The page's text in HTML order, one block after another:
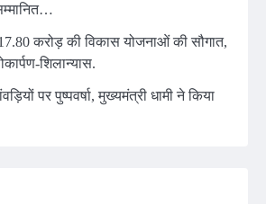
करोड़ की विकास योजनाओं की सौगात,
शिलान्यास.
पर पुष्पवर्षा, मुख्यमंत्री धामी ने किया